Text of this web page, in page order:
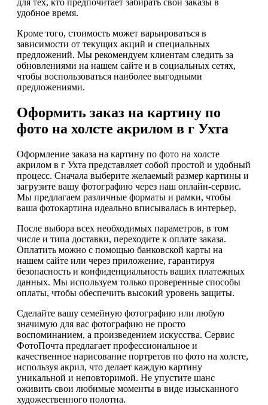
удобное время.
Кроме того, стоимость может варьироваться в
зависимости от текущих акций и специальных
предложений. Мы рекомендуем клиентам следить за
обновлениями на нашем сайте и в социальных сетях,
чтобы воспользоваться наиболее выгодными
предложениями.
Оформить заказ на картину по
фото на холсте акрилом в г Ухта
Оформление заказа на картину по фото на холсте
акрилом в г Ухта представляет собой простой и удобный
процесс. Сначала выберите желаемый размер картины и
загрузите вашу фотографию через наш онлайн-сервис.
Мы предлагаем различные форматы и рамки, чтобы
ваша фотокартина идеально вписывалась в интерьер.
После выбора всех необходимых параметров, в том
числе и типа доставки, переходите к оплате заказа.
Оплатить можно с помощью банковской карты на
нашем сайте или через приложение, гарантируя
безопасность и конфиденциальность ваших платежных
данных. Мы используем только проверенные способы
оплаты, чтобы обеспечить высокий уровень защиты.
Сделайте вашу семейную фотографию или любую
значимую для вас фотографию не просто
воспоминанием, а произведением искусства. Сервис
ФотоПочта предлагает профессиональное и
качественное нарисование портретов по фото на холсте,
используя акрил, что делает каждую картину
уникальной и неповторимой. Не упустите шанс
оживить свои любимые моменты в виде изысканного
художественного полотна.